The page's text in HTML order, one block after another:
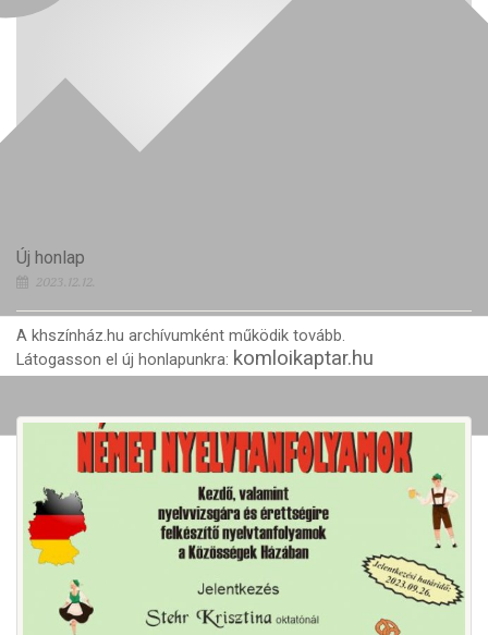
Új honlap
2023.12.12.
A khszínház.hu archívumként működik tovább.
Látogasson el új honlapunkra: komloikaptar.hu